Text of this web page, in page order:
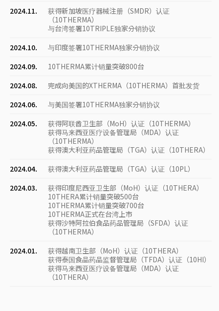
2024.11.
获得新加坡医疗器械注册（SMDR）认证
（10THERMA）
与台湾签署10TRIPLE独家分销协议
2024.10.
与印度签署10THERMA独家分销协议
2024.09.
10THERMA累计销量突破800台
2024.08.
完成向美国的XTHERMA（10THERMA）首批发货
2024.06.
与美国签署10THERMA独家分销协议
2024.05.
获得阿联酋卫生部（MoH）认证（10THERMA）
获得马来西亚医疗设备管理局（MDA）认证
（10THERMA）
获得澳大利亚药品管理局（TGA）认证（10THERA）
2024.04.
获得澳大利亚药品管理局（TGA）认证（10PL）
2024.03.
获得印度尼西亚卫生部（MoH）认证（10THERA）
10THERA累计销量突破500台
10THERMA累计销量突破700台
10THERMA正式在台湾上市
获得沙特阿拉伯食品药品管理局（SFDA）认证
（10THERMA）
2024.01.
获得越南卫生部（MoH）认证（10THERA）
获得泰国食品药品监督管理局（TFDA）认证（10HI）
获得马来西亚医疗设备管理局（MDA）认证
（10THERA）